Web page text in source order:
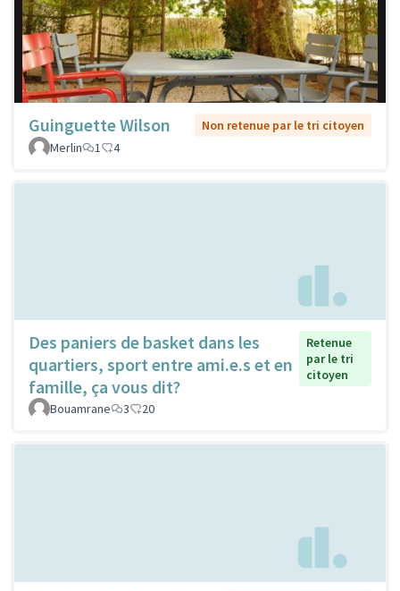
Guinguette Wilson
Non retenue par le tri citoyen
Merlin
1 4
Des paniers de basket dans les
quartiers, sport entre ami.e.s et en
famille, ça vous dit?
Retenue
par le tri
citoyen
Bouamrane 3 20